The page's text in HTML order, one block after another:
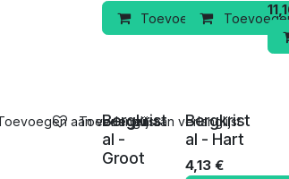
Toevoegen aan
Bergkrist
al -
Groot
aan verlanglijst
Bergkrist
al - Hart
4,13€
Toevoegen aan verlanglijst